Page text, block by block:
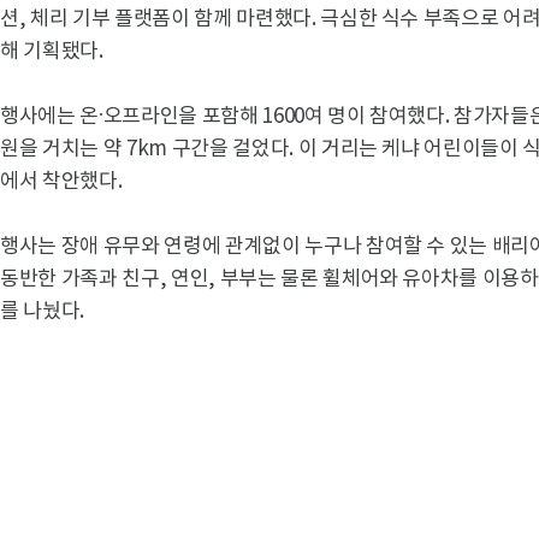
션, 체리 기부 플랫폼이 함께 마련했다. 극심한 식수 부족으로 어
해 기획됐다.
행사에는 온·오프라인을 포함해 1600여 명이 참여했다. 참가자
원을 거치는 약 7km 구간을 걸었다. 이 거리는 케냐 어린이들이
에서 착안했다.
행사는 장애 유무와 연령에 관계없이 누구나 참여할 수 있는 배
동반한 가족과 친구, 연인, 부부는 물론 휠체어와 유아차를 이용
를 나눴다.